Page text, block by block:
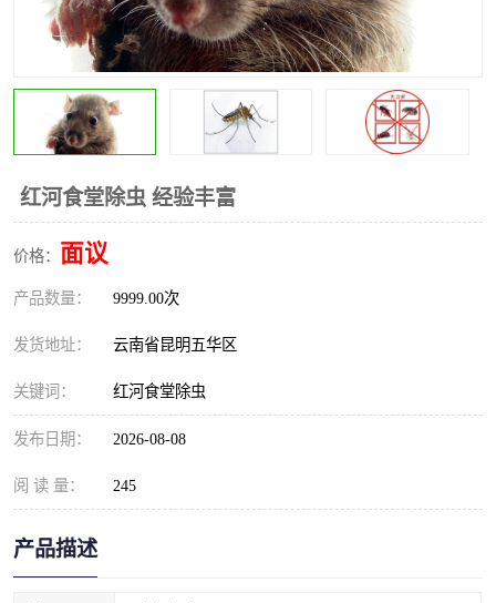
红河食堂除虫 经验丰富
价格： 面议
产品数量： 9999.00次
发货地址： 云南省昆明五华区
关键词： 红河食堂除虫
发布日期： 2026-08-08
阅 读 量： 245
产品描述